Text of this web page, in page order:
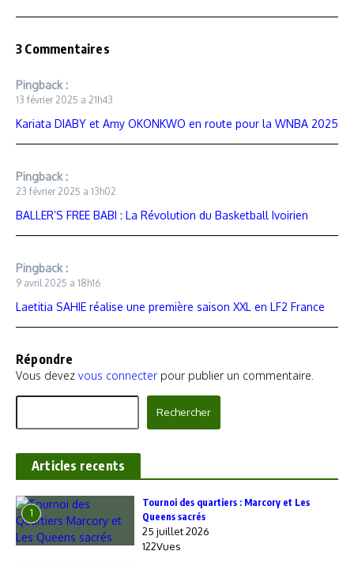
3 Commentaires
Pingback :
13 février 2025 a 21h43
Kariata DIABY et Amy OKONKWO en route pour la WNBA 2025
Pingback :
23 février 2025 a 13h02
BALLER’S FREE BABI : La Révolution du Basketball Ivoirien
Pingback :
9 avril 2025 a 18h16
Laetitia SAHIE réalise une première saison XXL en LF2 France
Répondre
Vous devez vous connecterpour publier un commentaire.
Rechercher
Articles recents
1
‎Tournoi des quartiers : Marcory et Les
Queens sacrés
25 juillet 2026
122Vues